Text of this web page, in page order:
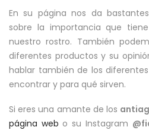
En su página nos da
sobre la importancia que
nuestro rostro. También
diferentes productos y su
hablar también de los
encontrar y para qué sirven.
Si eres una amante de los
página web o su Instagram